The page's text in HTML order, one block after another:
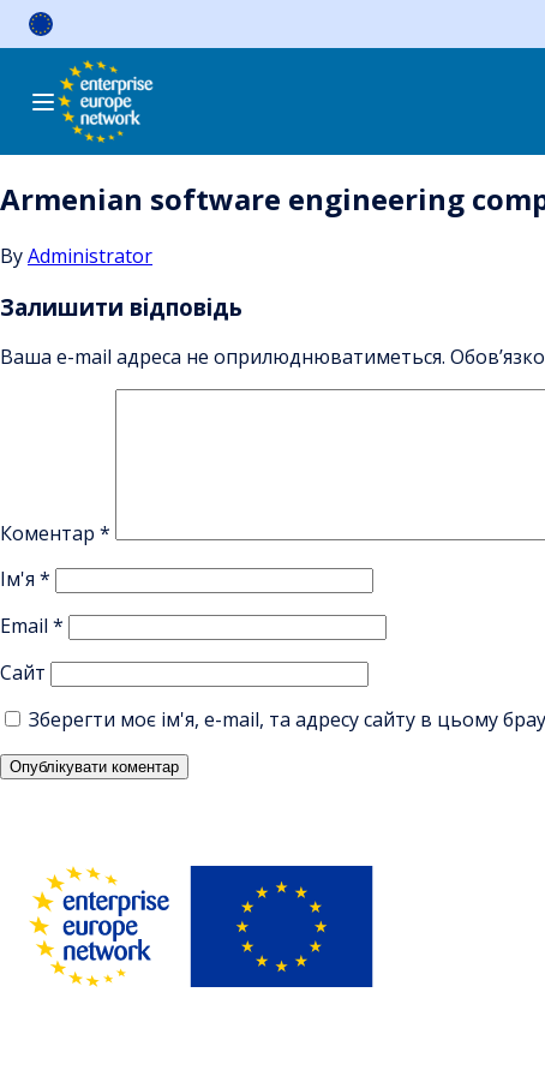
Skip
Armenian software engineering
ByAdministrator
Залишити відповідь
Ваша e-mail адреса не оприлюднюватиметься.
Коментар *
Ім'я *
Email *
Сайт
Зберегти моє ім'я, e-mail, та адресу сайту в цьому